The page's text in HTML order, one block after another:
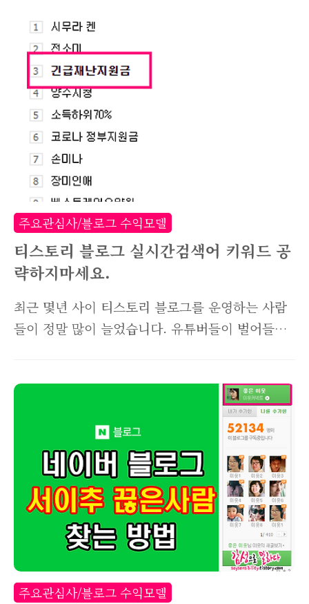
버 서치어드바이저'로 이름만 바뀌었을뿐, 동일한
서비스를 제공하고 있으며 대부분의 인터페이스도
기존 그대로입니다. 서치어드바이저에 본인의 블
로그를 등록했다면, 사이트 최적화 부분을 보게될
텐데요. 간혹 다음과 같은 오류가 발생합니다. 위
이미지는 2년전 제 블로그에도 나타났던 웹마스터
도구 오류인데요. 제목이 없는 웹페이지: 최근 3개
월간 수집한 웹 페이지 중 3%가 제목이 없습니다.
제목이 동일한 웹페이지: 최근 3개월간 수집한 웹
페이지 중 96%가 제목이 동일합니다. 이러한 오
류는 티스토리 블로그 HTML 수정에서 Tit..
주요관심사/블로그 수익모델
티스토리 블로그 실시간검색어 키워드 공
략하지마세요.
최근 몇년 사이 티스토리 블로그를 운영하는 사람
들이 정말 많이 늘었습니다. 유튜버들이 벌어들이
한 또다른 수익창출의 플랫폼이 바로 티스토리이
기때문이죠. 유튜브는 영상편집기술이 필요로 하
기때문에 진입장벽이 대체로 높은 편이고, 블로그
는 사진과 글만 적어도 되기때문에 낮은 진입장벽
으로 인해 많은 사람들이 유입되고 있습니다. 티스
토리를 처음 시작하고 트래픽을 많이 얻기위한 방
법 중 가장 효과적인것이 바로 실시간검색어를 공
략하는 것입니다. 이건 부정할 수 없는 진리죠. 하
지만 실검 키워드를 많이 남발하면, 블로그가 저품
질이 온다는 것 또한 널리 알려진 정보입니다. 이
주요관심사/블로그 수익모델